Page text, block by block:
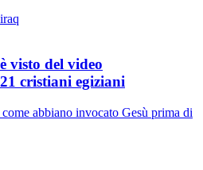
visto del video
cristiani egiziani
abbiano invocato Gesù prima di